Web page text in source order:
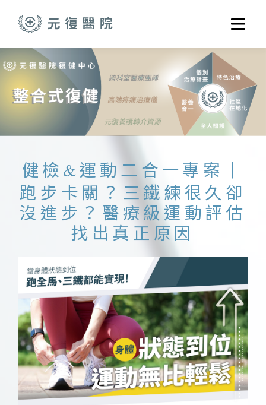
選單
關於元復
就醫指南
醫療養護服務
健康共好
元復醫養體系
健檢&運動二合一專案｜
跑步卡關？三鐵練很久卻
沒進步？醫療級運動評估
找出真正原因